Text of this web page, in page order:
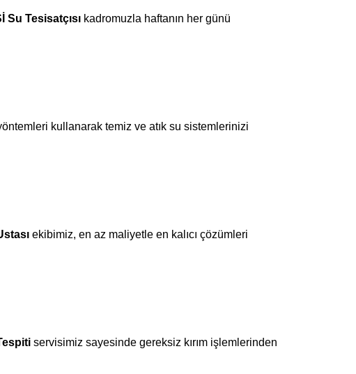
Su Tesisatçısı kadromuzla haftanın her günü
kullanarak temiz ve atık su sistemlerinizi
ekibimiz, en az maliyetle en kalıcı çözümleri
servisimiz sayesinde gereksiz kırım işlemlerinden